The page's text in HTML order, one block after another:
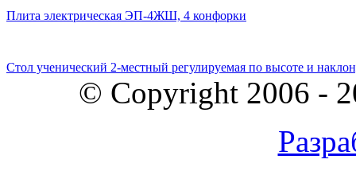
Плита электрическая ЭП-4ЖШ, 4 конфорки
Стол ученический 2-местный регулируемая по высоте и
© Copyright 2006 -